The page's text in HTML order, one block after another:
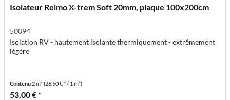
Isolateur Reimo X-trem Soft 20mm, plaque 100x200cm
50094
Isolation RV - hautement isolante thermiquement - extrêmement
légère
Contenu 2 m²(26,50 € * / 1 m²)
53,00 € *